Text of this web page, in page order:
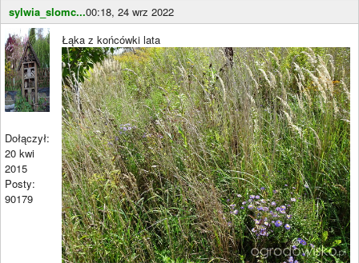
sylwia_slomc...00:18, 24 wrz 2022
Dołączył:
20 kwi
2015
Posty:
90179
Łąka z końcówki lata